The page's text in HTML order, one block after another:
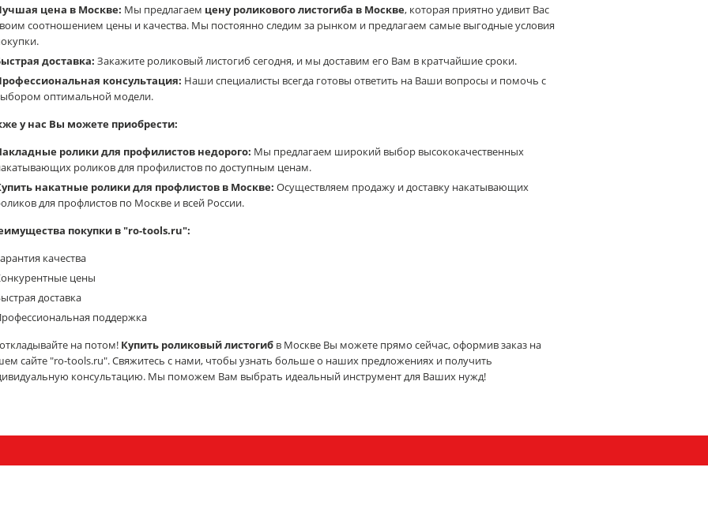
цена в Москве: Мы предлагаем цену роликового листогиба в Москве, которая приятно удивит Вас
соотношением цены и качества. Мы постоянно следим за рынком и предлагаем самые выгодные условия
доставка: Закажите роликовый листогиб сегодня, и мы доставим его Вам в кратчайшие сроки.
консультация: Наши специалисты всегда готовы ответить на Ваши вопросы и помочь с
оптимальной модели.
у нас Вы можете приобрести:
ролики для профилистов недорого: Мы предлагаем широкий выбор высококачественных
роликов для профилистов по доступным ценам.
накатные ролики для профлистов в Москве: Осуществляем продажу и доставку накатывающих
для профлистов по Москве и всей России.
покупки в "ro-tools.ru":
качества
цены
доставка
поддержка
на потом! Купить роликовый листогиб в Москве Вы можете прямо сейчас, оформив заказ на
сайте "ro-tools.ru". Свяжитесь с нами, чтобы узнать больше о наших предложениях и получить
консультацию. Мы поможем Вам выбрать идеальный инструмент для Ваших нужд!